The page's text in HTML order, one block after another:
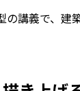
の講義で、